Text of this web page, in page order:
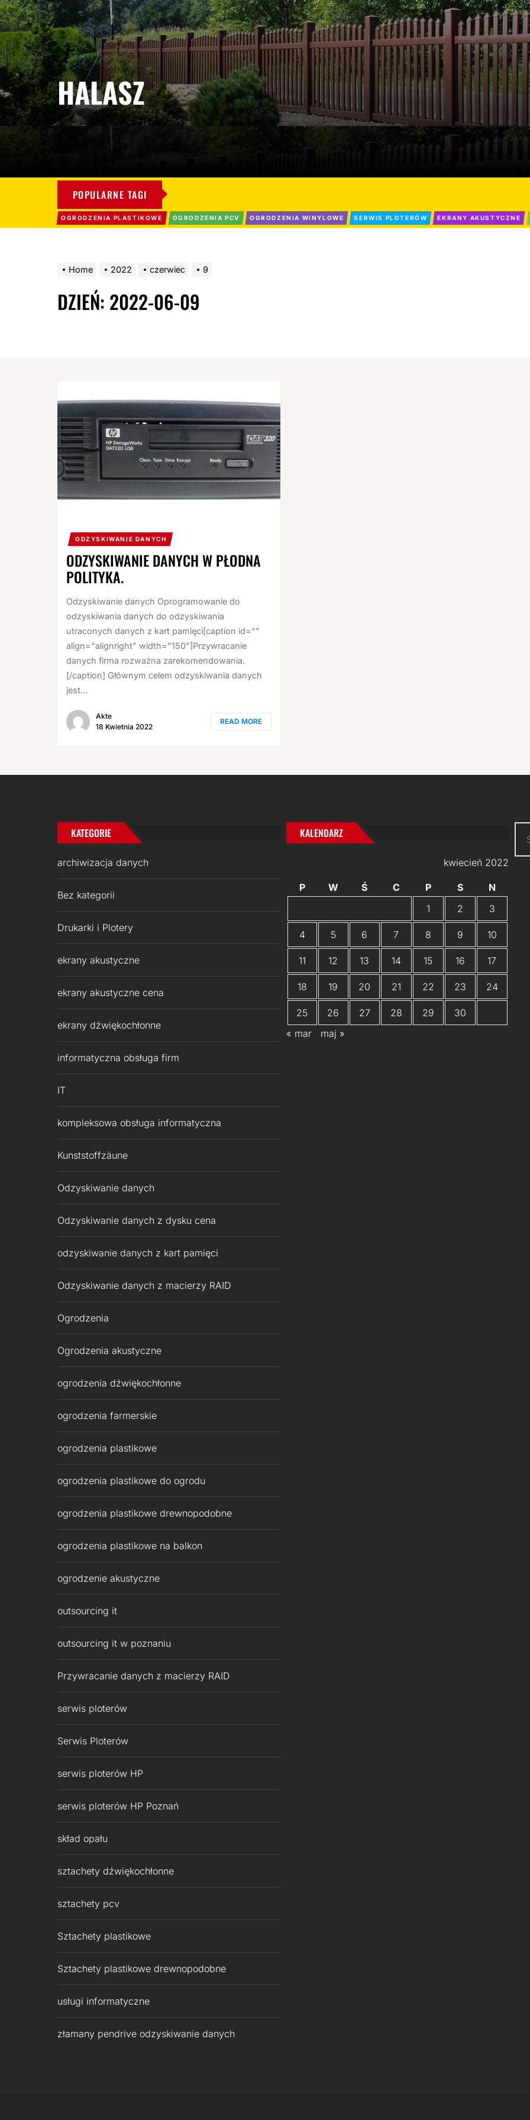
HALASZ
POPULARNE TAGI
OGRODZENIA PLASTIKOWE OGRODZENIA PCV OGRODZENIA WINYLOWE SERWIS PLOTERÓW EKRANY AKUSTYCZNE
Home 2022 czerwiec 9
DZIEŃ: 2022-06-09
ODZYSKIWANIE DANYCH
ODZYSKIWANIE DANYCH W PŁODNA
POLITYKA.
Odzyskiwanie danych Oprogramowanie do
odzyskiwania danych do odzyskiwania
utraconych danych z kart pamięci[caption id=""
align="alignright" width="150"]Przywracanie
danych firma rozważna zarekomendowania.
[/caption] Głównym celem odzyskiwania danych
jest...
Akte
18 Kwietnia 2022
READ MORE
KATEGORIE
archiwizacja danych
Bez kategorii
Drukarki i Plotery
ekrany akustyczne
ekrany akustyczne cena
ekrany dźwiękochłonne
informatyczna obsługa firm
IT
kompleksowa obsługa informatyczna
Kunststoffzäune
Odzyskiwanie danych
Odzyskiwanie danych z dysku cena
odzyskiwanie danych z kart pamięci
Odzyskiwanie danych z macierzy RAID
Ogrodzenia
Ogrodzenia akustyczne
ogrodzenia dźwiękochłonne
ogrodzenia farmerskie
ogrodzenia plastikowe
ogrodzenia plastikowe do ogrodu
ogrodzenia plastikowe drewnopodobne
ogrodzenia plastikowe na balkon
ogrodzenie akustyczne
outsourcing it
outsourcing it w poznaniu
Przywracanie danych z macierzy RAID
serwis ploterów
Serwis Ploterów
serwis ploterów HP
serwis ploterów HP Poznań
skład opału
sztachety dźwiękochłonne
sztachety pcv
Sztachety plastikowe
Sztachety plastikowe drewnopodobne
usługi informatyczne
złamany pendrive odzyskiwanie danych
KALENDARZ
kwiecień 2022
P W Ś C P S
N
1
2 3
4 5 6 7 8 9 10
11 12 13 14 15 16 17
18 19 20 21 22 23 24
25 26 27 28 29
30
« mar
maj »